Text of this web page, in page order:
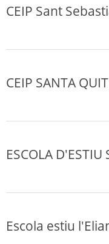
CEIP Sant
CEIP SANTA
ESCOLA D'ESTIU
Escola estiu